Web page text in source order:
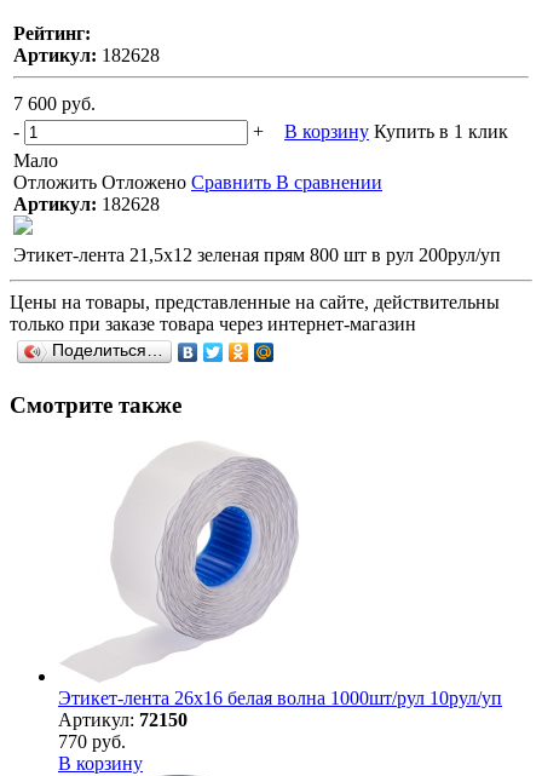
Рейтинг:
Артикул: 182628
7 600 руб.
-
+ В корзину Купить в 1 клик
Мало
Отложить Отложено Сравнить В сравнении
Артикул: 182628
Этикет-лента 21,5х12 зеленая прям 800 шт в рул 200рул/уп
Цены на товары, представленные на сайте, действительны
только при заказе товара через интернет-магазин
Поделиться…
Смотрите также
Этикет-лента 26х16 белая волна 1000шт/рул 10рул/уп
Артикул: 72150
770 руб.
В корзину